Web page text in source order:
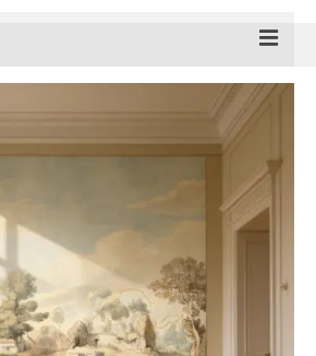
novità
su misura
classica
floreale
vintage